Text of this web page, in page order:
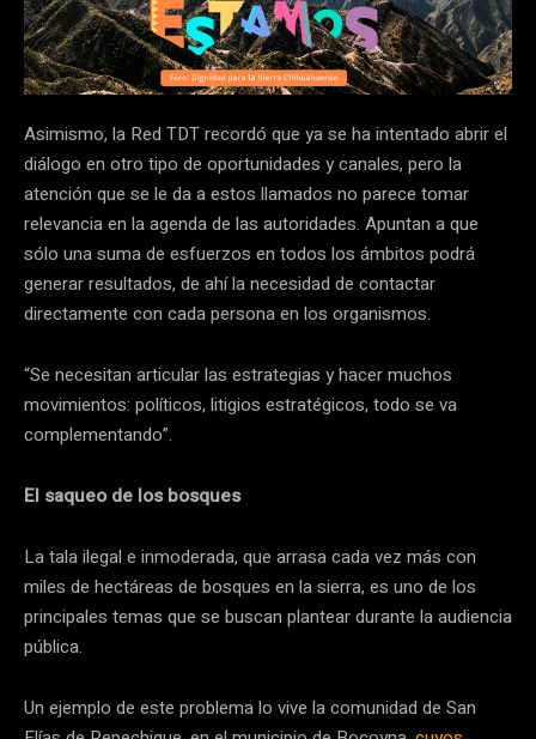
Asimismo, la Red TDT recordó que ya se ha intentado abrir el
diálogo en otro tipo de oportunidades y canales, pero la
atención que se le da a estos llamados no parece tomar
relevancia en la agenda de las autoridades. Apuntan a que
sólo una suma de esfuerzos en todos los ámbitos podrá
generar resultados, de ahí la necesidad de contactar
directamente con cada persona en los organismos.
“Se necesitan articular las estrategias y hacer muchos
movimientos: políticos, litigios estratégicos, todo se va
complementando”.
El saqueo de los bosques
La tala ilegal e inmoderada, que arrasa cada vez más con
miles de hectáreas de bosques en la sierra, es uno de los
principales temas que se buscan plantear durante la audiencia
pública.
Un ejemplo de este problema lo vive la comunidad de San